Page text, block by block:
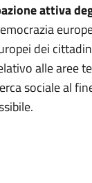
attiva
dei
alle aree
sociale al